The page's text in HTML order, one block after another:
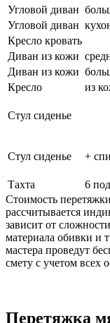
Угловой диван
Угловой диван
Кресло кровать
Диван из кожи
Диван из кожи
Кресло
из
Стул сиденье
Стул сиденье +
Тахта
6
Стоимость
рассчитывается
зависит от
материала обивки и
мастера проведут
смету с учетом всех
Перетяжка